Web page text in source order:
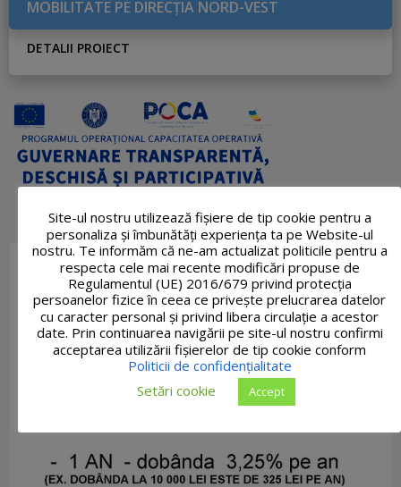
MOBILITATE PE DIRECŢIA NORD-VEST
DETALII PROIECT
Site-ul nostru utilizează fişiere de tip cookie pentru a
personaliza și îmbunătăți experiența ta pe Website-ul
nostru. Te informăm că ne-am actualizat politicile pentru a
respecta cele mai recente modificări propuse de
Regulamentul (UE) 2016/679 privind protecția
persoanelor fizice în ceea ce privește prelucrarea datelor
cu caracter personal și privind libera circulație a acestor
date. Prin continuarea navigării pe site-ul nostru confirmi
acceptarea utilizării fişierelor de tip cookie conform
Politicii de confidențialitate
Setări cookie
Accept